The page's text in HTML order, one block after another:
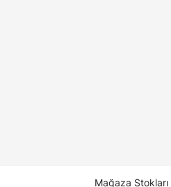
Mağaza Stokları